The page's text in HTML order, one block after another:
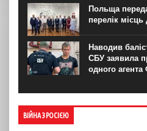
Польща
перелік місць
Наводив
СБУ заявила
одного
ВІЙНА З РОСІЄЮ